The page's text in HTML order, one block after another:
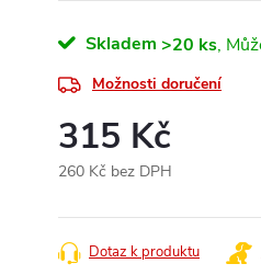
Skladem >20 ks
Možnosti doručení
315 Kč
260 Kč bez DPH
cena:
Dotaz k produktu